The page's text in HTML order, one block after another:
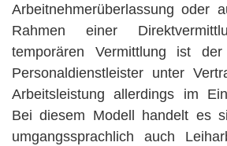
Arbeitnehmerüberlassung oder
Rahmen einer
temporären Vermittlung ist
Personaldienstleister unter
Arbeitsleistung allerdings im
Bei diesem Modell handelt es
umgangssprachlich auch